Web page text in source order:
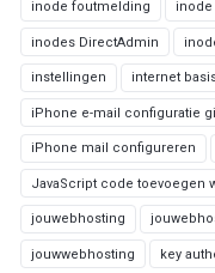
inode foutmelding
inodes DirectAdmin
instellingen internet
iPhone e-mail configuratie
iPhone mail configureren
JavaScript code toevoegen
jouwebhosting
jouwwebhosting key